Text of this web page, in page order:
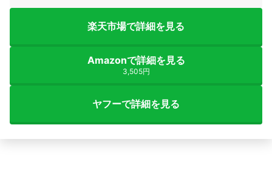
楽天市場で詳細を見る
Amazonで詳細を見る
3,505円
ヤフーで詳細を見る